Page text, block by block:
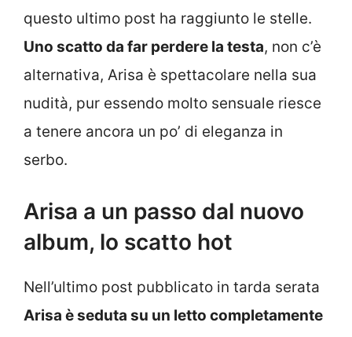
questo ultimo post ha raggiunto le stelle.
Uno scatto da far perdere la testa, non c’è
alternativa, Arisa è spettacolare nella sua
nudità, pur essendo molto sensuale riesce
a tenere ancora un po’ di eleganza in
serbo.
Arisa a un passo dal nuovo
album, lo scatto hot
Nell’ultimo post pubblicato in tarda serata
Arisa è seduta su un letto completamente